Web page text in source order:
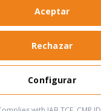
de identidad
realizada por
Configurar
Rechazar
Aceptar
Aviso Legal
de Privacidad y